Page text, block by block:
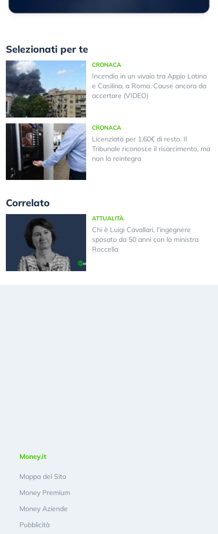
Selezionati per te
CRONACA
Incendio in un vivaio tra Appio Latino
e Casilina, a Roma. Cause ancora da
accertare (VIDEO)
CRONACA
Licenziato per 1,60€ di resto. Il
Tribunale riconosce il risarcimento, ma
non la reintegra
Correlato
ATTUALITÀ
Chi è Luigi Cavallari, l’ingegnere
sposato da 50 anni con la ministra
Roccella
Money.it
Mappa del Sito
Money Premium
Money Aziende
Pubblicità